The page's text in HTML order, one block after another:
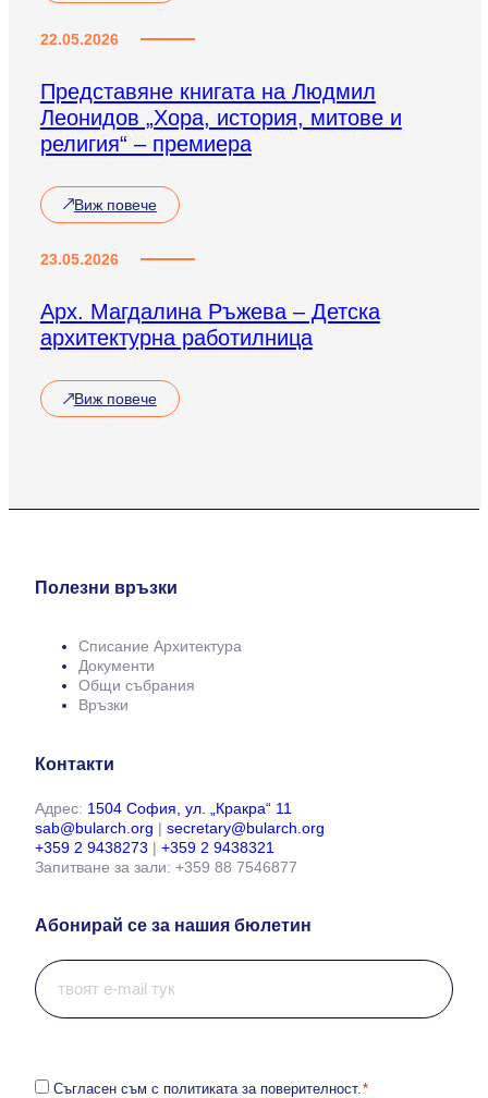
22.05.2026
Представяне книгата на Людмил
Леонидов „Хора, история, митове и
религия“ – премиера
Виж повече
23.05.2026
Арх. Магдалина Ръжева – Детска
архитектурна работилница
Виж повече
Полезни връзки
Списание Архитектура
Документи
Общи събрания
Връзки
Контакти
Адрес: 1504 София, ул. „Кракра“ 11
sab@bularch.org | secretary@bularch.org
+359 2 9438273 | +359 2 9438321
Запитване за зали: +359 88 7546877
Абонирай се за нашия бюлетин
И
м
е
*
С
Съгласен съм с политиката за поверителност. *